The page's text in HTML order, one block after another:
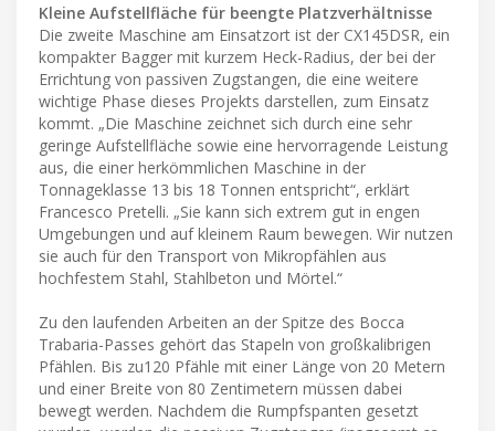
Kleine Aufstellfläche für beengte Platzverhältnisse
Die zweite Maschine am Einsatzort ist der CX145DSR, ein
kompakter Bagger mit kurzem Heck-Radius, der bei der
Errichtung von passiven Zugstangen, die eine weitere
wichtige Phase dieses Projekts darstellen, zum Einsatz
kommt. „Die Maschine zeichnet sich durch eine sehr
geringe Aufstellfläche sowie eine hervorragende Leistung
aus, die einer herkömmlichen Maschine in der
Tonnageklasse 13 bis 18 Tonnen entspricht“, erklärt
Francesco Pretelli. „Sie kann sich extrem gut in engen
Umgebungen und auf kleinem Raum bewegen. Wir nutzen
sie auch für den Transport von Mikropfählen aus
hochfestem Stahl, Stahlbeton und Mörtel.“
Zu den laufenden Arbeiten an der Spitze des Bocca
Trabaria-Passes gehört das Stapeln von großkalibrigen
Pfählen. Bis zu120 Pfähle mit einer Länge von 20 Metern
und einer Breite von 80 Zentimetern müssen dabei
bewegt werden. Nachdem die Rumpfspanten gesetzt